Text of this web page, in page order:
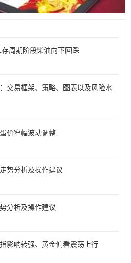
周期阶段柴油向下回踩
交易框架、策略、图表以及风险水
价窄幅波动调整
势分析及操作建议
分析及操作建议
影响转强、黄金偏看震荡上行